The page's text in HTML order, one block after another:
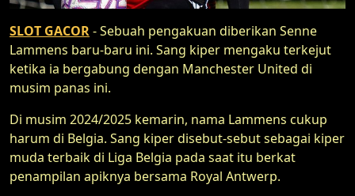
SLOT GACOR- Sebuah pengakuan diberikan Senne
Lammens baru-baru ini. Sang kiper mengaku terkejut
ketika ia bergabung dengan Manchester United di
musim panas ini.
Di musim 2024/2025 kemarin, nama Lammens cukup
harum di Belgia. Sang kiper disebut-sebut sebagai kiper
muda terbaik di Liga Belgia pada saat itu berkat
penampilan apiknya bersama Royal Antwerp.